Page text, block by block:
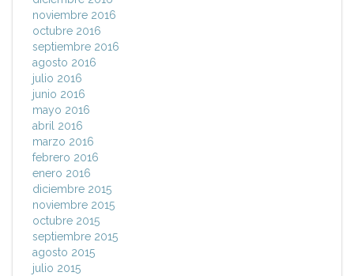
noviembre 2016
octubre 2016
septiembre 2016
agosto 2016
julio 2016
junio 2016
mayo 2016
abril 2016
marzo 2016
febrero 2016
enero 2016
diciembre 2015
noviembre 2015
octubre 2015
septiembre 2015
agosto 2015
julio 2015